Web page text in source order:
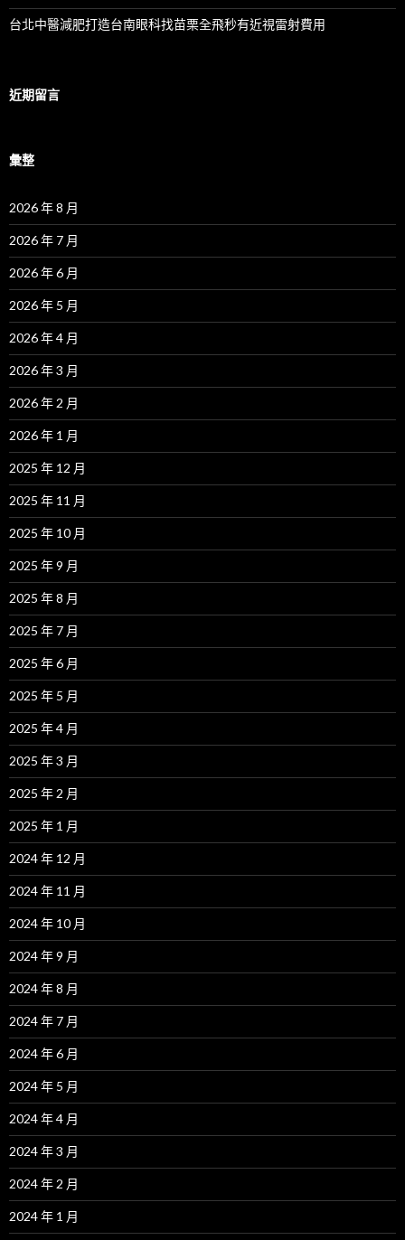
台北中醫減肥打造台南眼科找苗栗全飛秒有近視雷射費用
近期留言
彙整
2026 年 8 月
2026 年 7 月
2026 年 6 月
2026 年 5 月
2026 年 4 月
2026 年 3 月
2026 年 2 月
2026 年 1 月
2025 年 12 月
2025 年 11 月
2025 年 10 月
2025 年 9 月
2025 年 8 月
2025 年 7 月
2025 年 6 月
2025 年 5 月
2025 年 4 月
2025 年 3 月
2025 年 2 月
2025 年 1 月
2024 年 12 月
2024 年 11 月
2024 年 10 月
2024 年 9 月
2024 年 8 月
2024 年 7 月
2024 年 6 月
2024 年 5 月
2024 年 4 月
2024 年 3 月
2024 年 2 月
2024 年 1 月